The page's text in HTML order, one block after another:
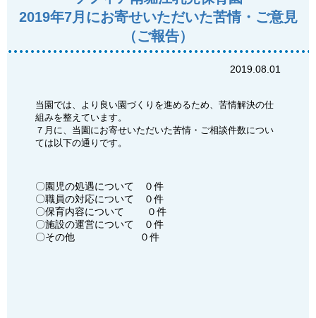
2019年7月にお寄せいただいた苦情・ご意見
（ご報告）
2019.08.01
当園では、より良い園づくりを進めるため、苦情解決の仕
組みを整えています。
７月に、当園にお寄せいただいた苦情・ご相談件数につい
ては以下の通りです。
〇園児の処遇について ０件
〇職員の対応について ０件
〇保育内容について ０件
〇施設の運営について ０件
〇その他 ０件